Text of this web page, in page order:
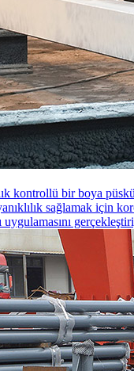
kontrollü bir boya
sağlamak için
uygulamasını